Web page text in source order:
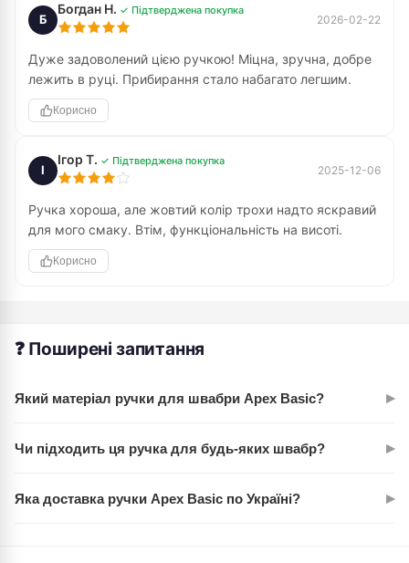
Б
Богдан Н. ✓ Підтверджена покупка
2026-02-22
Дуже задоволений цією ручкою! Міцна, зручна, добре
лежить в руці. Прибирання стало набагато легшим.
Корисно
І
Ігор Т. ✓ Підтверджена покупка
2025-12-06
Ручка хороша, але жовтий колір трохи надто яскравий
для мого смаку. Втім, функціональність на висоті.
Корисно
❓ Поширені запитання
Який матеріал ручки для швабри Apex Basic? ▸
довговічність та стійкість до навантажень.
Чи підходить ця ручка для будь-яких швабр? ▸
більшості типів швабр, що використовуються для
Яка доставка ручки Apex Basic по Україні? ▸